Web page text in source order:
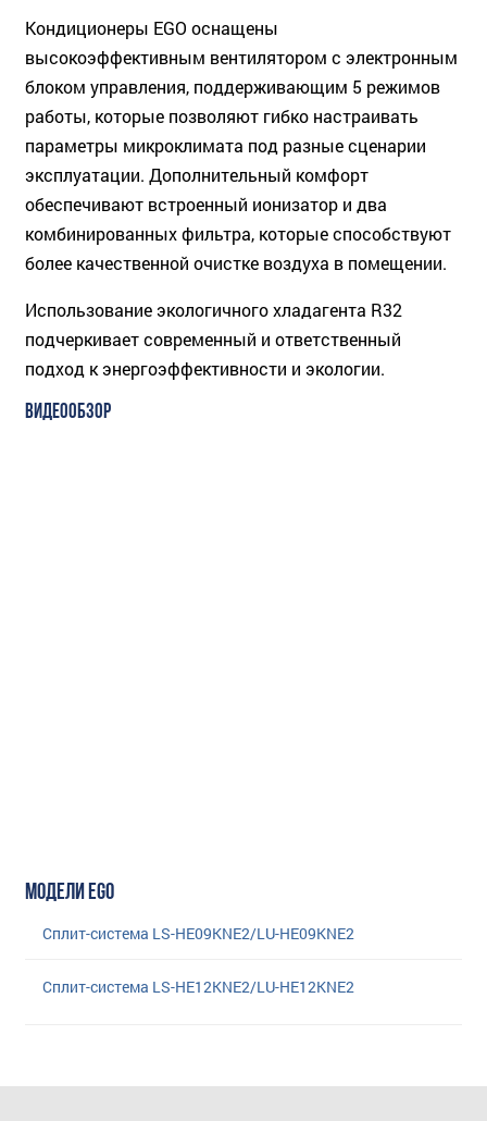
Кондиционеры EGO оснащены
высокоэффективным вентилятором с электронным
блоком управления, поддерживающим 5 режимов
работы, которые позволяют гибко настраивать
параметры микроклимата под разные сценарии
эксплуатации. Дополнительный комфорт
обеспечивают встроенный ионизатор и два
комбинированных фильтра, которые способствуют
более качественной очистке воздуха в помещении.
Использование экологичного хладагента R32
подчеркивает современный и ответственный
подход к энергоэффективности и экологии.
ВИДЕООБЗОР
МОДЕЛИ EGO
Сплит-система LS-HE09KNE2/LU-HE09KNE2
Сплит-система LS-HE12KNE2/LU-HE12KNE2